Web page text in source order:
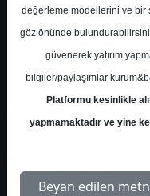
haberleri-
değerleme modellerini ve bir
göz önünde
güvenerek yatırım
bilgiler/paylaşımlar
Platformu kesinlikle
yapmamaktadır ve yine
Beyan edilen metni